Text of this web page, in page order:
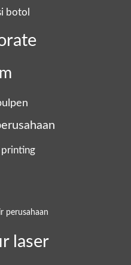
botol
printing
perusahaan
laser